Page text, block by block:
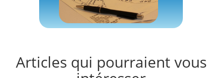
Articles qui pourraient vous